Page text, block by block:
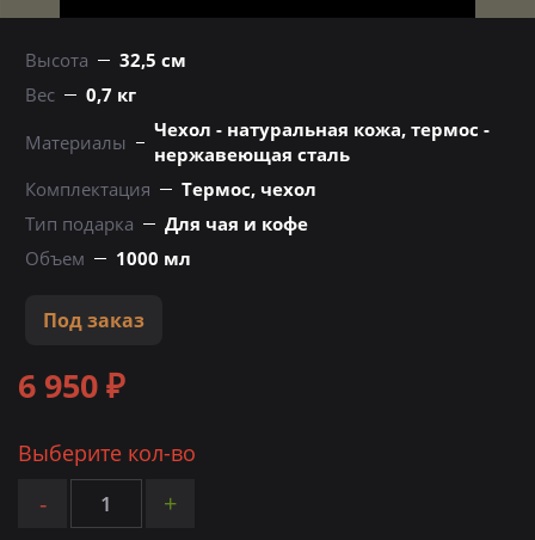
Высота
32,5 см
Вес
0,7 кг
Материалы
Чехол - натуральная кожа, термос -
нержавеющая сталь
Комплектация
Термос, чехол
Тип подарка
Для чая и кофе
Объем
1000 мл
Под заказ
6 950 ₽
Выберите кол-во
- +